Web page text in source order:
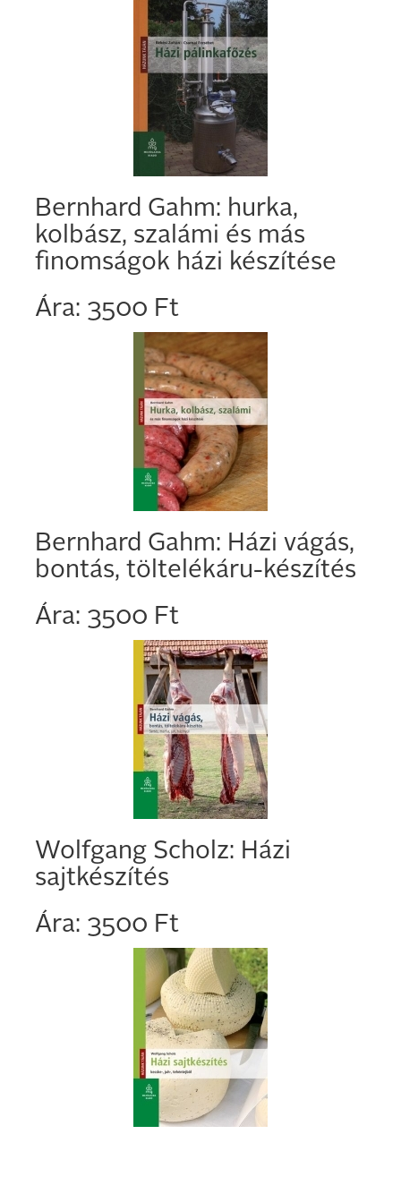
Bernhard Gahm: hurka,
kolbász, szalámi és más
finomságok házi készítése
Ára: 3500 Ft
Bernhard Gahm: Házi vágás,
bontás, töltelékáru-készítés
Ára: 3500 Ft
Wolfgang Scholz: Házi
sajtkészítés
Ára: 3500 Ft